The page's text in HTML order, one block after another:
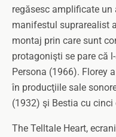
regăsesc amplificate
manifestul suprarealist
montaj prin care sunt
protagonişti se pare că
Persona (1966). Florey
în producţiile sale
(1932) şi Bestia cu cinci
The Telltale Heart,